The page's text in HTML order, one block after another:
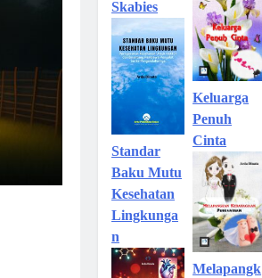
Skabies
Standar
Baku Mutu
Kesehatan
Lingkunga
n
Keluarga
Penuh
Cinta
Melapangk